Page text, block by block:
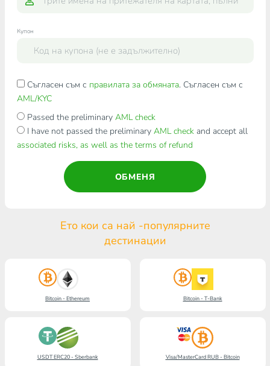
Купон
Съгласен съм с правилата за обмяната. Съгласен съм с
AML/KYC
Passed the preliminary AML check
I have not passed the preliminary AML checkand accept all
associated risks, as well as the terms of refund
ОБМЕНЯ
Ето кои са най -популярните
дестинации
Bitcoin - Ethereum Bitcoin - T-Bank
USDT ERC20 - Sberbank Visa/MasterCard RUB - Bitcoin